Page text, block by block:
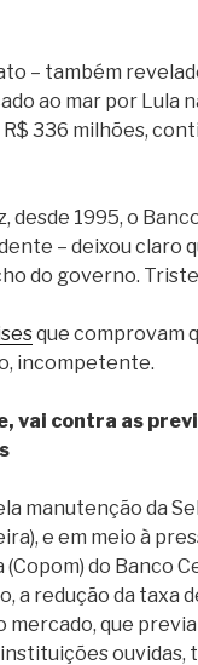
– também
ao mar por Lula
336 milhões,
desde 1995, o
– deixou claro
do governo.
que comprovam
incompetente.
vai contra as
manutenção da
e em meio à
do Banco
a redução da taxa
mercado, que previa
ouvidas,